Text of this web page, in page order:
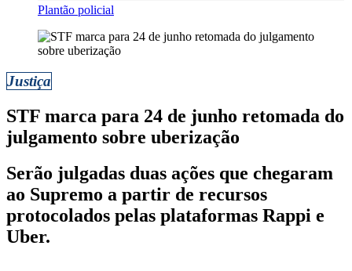
Plantão policial
Justiça
STF marca para 24 de junho retomada do
julgamento sobre uberização
Serão julgadas duas ações que chegaram
ao Supremo a partir de recursos
protocolados pelas plataformas Rappi e
Uber.